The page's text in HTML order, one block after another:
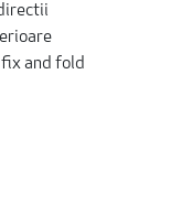
and fold